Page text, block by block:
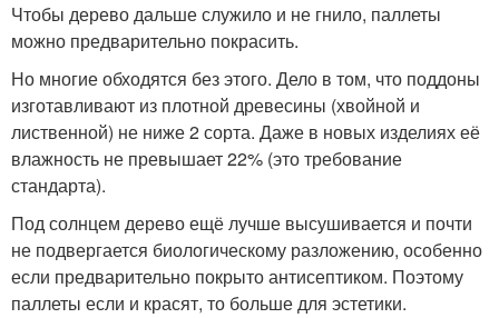
Чтобы дерево дальше служило и не гнило, паллеты
можно предварительно покрасить.
Но многие обходятся без этого. Дело в том, что поддоны
изготавливают из плотной древесины (хвойной и
лиственной) не ниже 2 сорта. Даже в новых изделиях её
влажность не превышает 22% (это требование
стандарта).
Под солнцем дерево ещё лучше высушивается и почти
не подвергается биологическому разложению, особенно
если предварительно покрыто антисептиком. Поэтому
паллеты если и красят, то больше для эстетики.